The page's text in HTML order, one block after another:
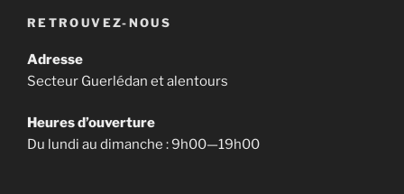
RETROUVEZ-NOUS
Adresse
Secteur Guerlédan et alentours
Heures d’ouverture
Du lundi au dimanche : 9h00—19h00